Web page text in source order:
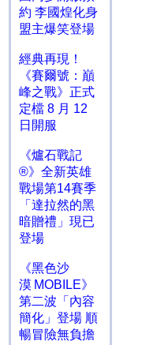
約 李國煌化身
盟主爆笑登場
經典再現！
《賽爾號：巔
峰之戰》正式
定檔 8 月 12
日開服
《爐石戰記
®》全新英雄
戰場第14賽季
「達拉然的黑
暗贈禮」現已
登場
《黑色沙
漠 MOBILE》
第二波「內容
簡化」登場 順
暢冒險無負擔